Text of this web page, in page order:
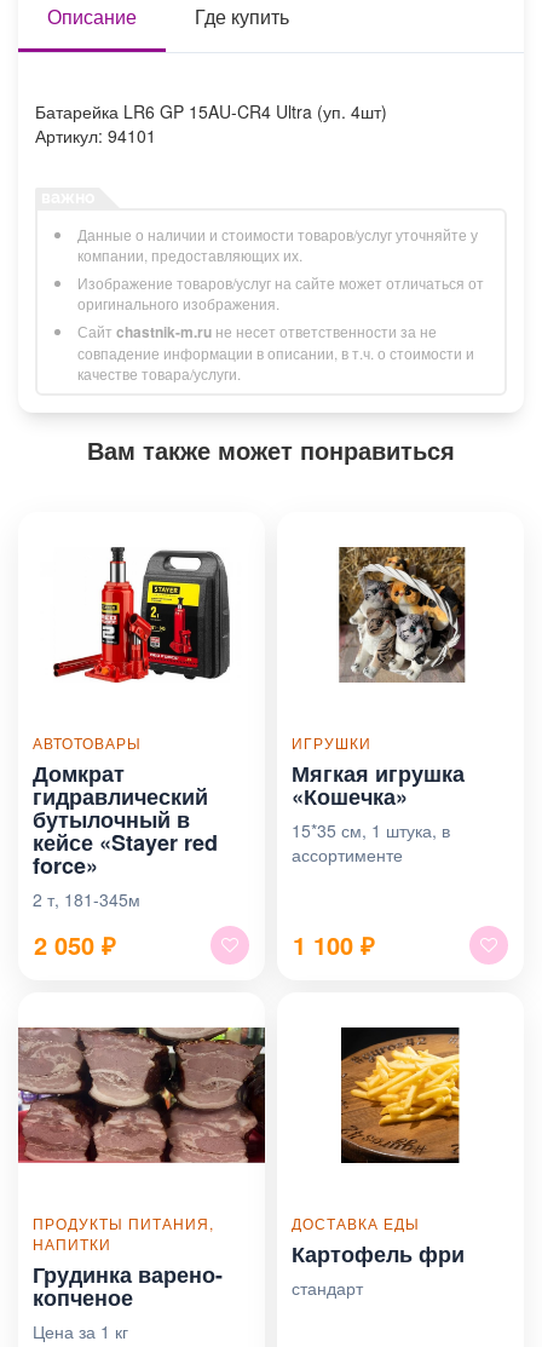
Описание Где купить
Батарейка LR6 GP 15AU-CR4 Ultra (уп. 4шт)
Артикул: 94101
Данные о наличии и стоимости товаров/услуг уточняйте у
компании, предоставляющих их.
Изображение товаров/услуг на сайте может отличаться от
оригинального изображения.
Сайт chastnik-m.ru не несет ответственности за не
совпадение информации в описании, в т.ч. о стоимости и
качестве товара/услуги.
Вам также может понравиться
АВТОТОВАРЫ
Домкрат
гидравлический
бутылочный в
кейсе «Stayer red
force»
2 т, 181-345м
2 050 ₽
ИГРУШКИ
Мягкая игрушка
«Кошечка»
15*35 см, 1 штука, в
ассортименте
1 100 ₽
ПРОДУКТЫ ПИТАНИЯ,
НАПИТКИ
Грудинка варено-
копченое
Цена за 1 кг
ДОСТАВКА ЕДЫ
Картофель фри
стандарт